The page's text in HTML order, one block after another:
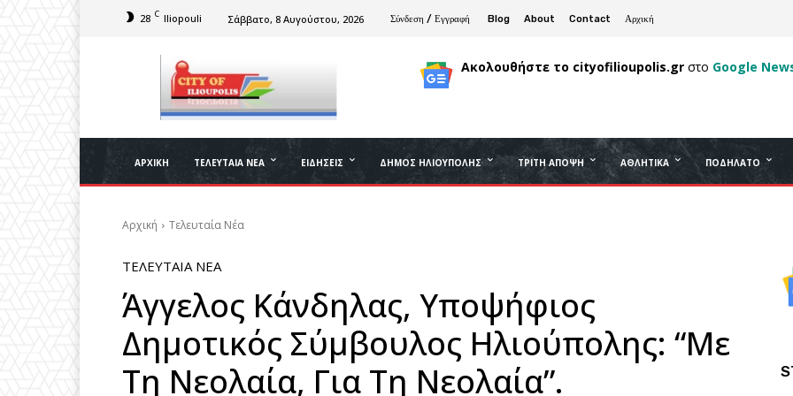
28 C Iliopouli Σάββατο, 8 Αυγούστου, 2026 Σύνδεση / Εγγραφή Blog About Contact Αρχική
Ακολουθήστε το cityofilioupolis.gr στο Google
ΑΡΧΙΚΉ ΤΕΛΕΥΤΑΊΑ ΝΈΑ ΕΙΔΉΣΕΙΣ ΔΉΜΟΣ ΗΛΙΟΎΠΟΛΗΣ ΤΡΊΤΗ ΆΠΟΨΗ ΑΘΛΗΤΙΚΆ ΠΟΔΉΛΑΤΟ
Αρχική Τελευταία Νέα
ΤΕΛΕΥΤΑΊΑ ΝΈΑ
Άγγελος Κάνδηλας, Υποψήφιος
Δημοτικός Σύμβουλος Ηλιούπολης: “Με
Τη Νεολαία, Για Τη Νεολαία”.